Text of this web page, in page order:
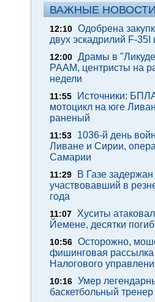
ВАЖНЫЕ НОВОСТИ
12:10 Одобрена
двух эскадрилий F-35I
12:00 Драмы в
РААМ, центристы на
недели
11:55
Источники:
мотоцикл на юге
раненый
11:53
1036-й день
Ливане и Сирии,
Самарии
11:29
В Газе
участвовавший в
года
11:07
Хуситы
Йемене, десятки
10:56 Осторожно,
фишинговая рассылка
Налогового
10:16 Умер
баскетбольный тренер